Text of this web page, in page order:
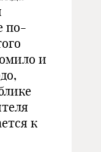
по-
и
к